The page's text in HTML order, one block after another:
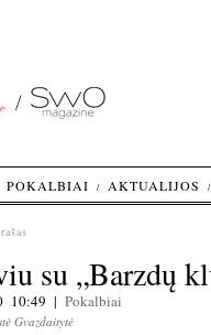
su „Barzdų
10:49 | Pokalbiai
Gvazdaitytė
POKALBIAI AKTUALIJOS